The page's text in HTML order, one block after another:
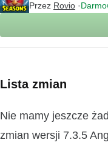
Przez Rovio
Lista zmian
Nie mamy jeszcze
zmian wersji 7.3.5